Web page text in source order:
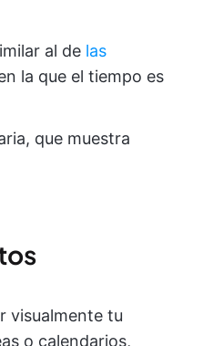
al de las
la que el tiempo es
que muestra
visualmente tu
o calendarios,